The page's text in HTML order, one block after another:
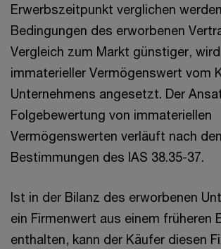
Erwerbszeitpunkt verglichen
Bedingungen des erworbenen
Vergleich zum Markt günstiger,
immaterieller Vermögenswert vom
Unternehmens angesetzt. Der
Folgebewertung von immateriellen
Vermögenswerten verläuft nach den
Bestimmungen des IAS 38.35-37.
Ist in der Bilanz des erworbenen
ein Firmenwert aus einem früheren
enthalten, kann der Käufer diesen